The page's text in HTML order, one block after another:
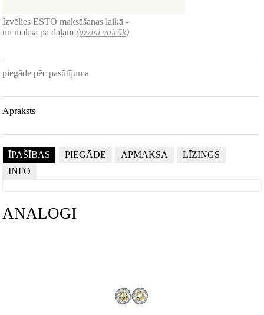
Izvēlies ESTO maksāšanas laikā -
un maksā pa daļām(uzzini vairāk)
piegāde pēc pasūtījuma
Apraksts
ĪPAŠĪBAS PIEGĀDE APMAKSA
LĪZINGS
INFO
ANALOGI